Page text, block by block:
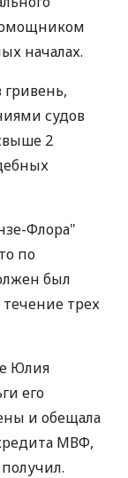
началах.
судов
2
Флора"
по
был
течение трех
Юлия
его
и обещала
МВФ,